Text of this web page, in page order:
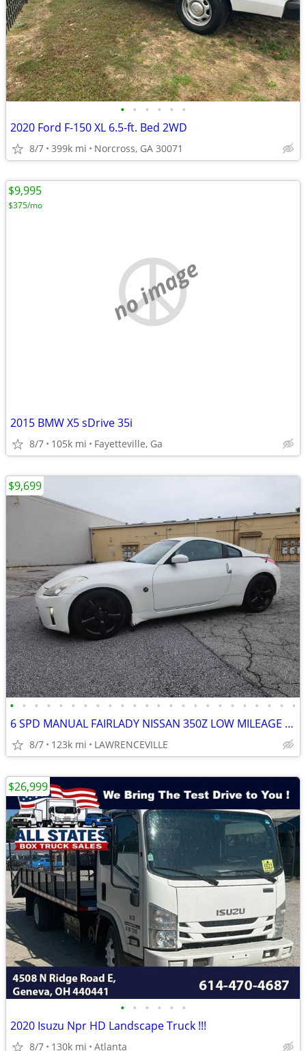
• • • • • •
2020 Ford F-150 XL 6.5-ft. Bed 2WD
8/7 399k mi Norcross, GA 30071
no image
2015 BMW X5 sDrive 35i
8/7 105k mi Fayetteville, Ga
$9,995
$375/mo
• • • • • • • • • • • • • • • • • • • • • • • •
6 SPD MANUAL FAIRLADY NISSAN 350Z LOW MILEAGE GREAT RUNNING & RIDING
8/7 123k mi LAWRENCEVILLE
$9,699
• • • • • •
2020 Isuzu Npr HD Landscape Truck !!!
8/7 130k mi Atlanta
$26,999